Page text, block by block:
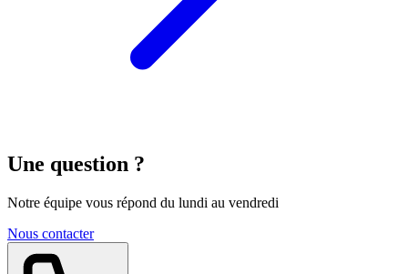
Une question ?
Notre équipe vous répond du lundi au vendredi
Nous contacter